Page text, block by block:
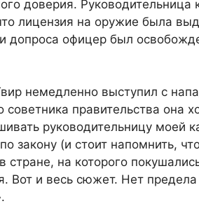
доверия. Руководительница
лицензия на оружие была
допроса офицер был
немедленно выступил с
советника правительства она
руководительницу моей
закону (и стоит напомнить,
стране, на которого
Вот и весь сюжет. Нет